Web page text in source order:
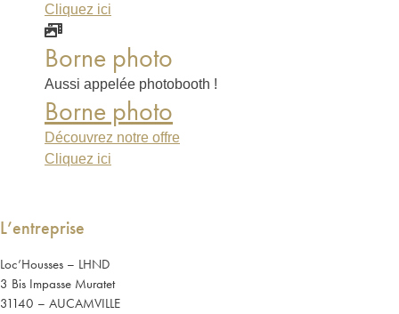
Cliquez ici
Borne photo
Aussi appelée photobooth !
Borne photo
Découvrez notre offre
Cliquez ici
L’entreprise
Loc’Housses – LHND
3 Bis Impasse Muratet
31140 – AUCAMVILLE